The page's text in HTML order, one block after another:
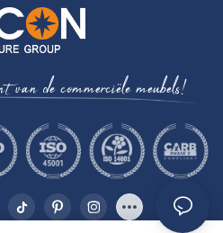
van de commerciële meubels!